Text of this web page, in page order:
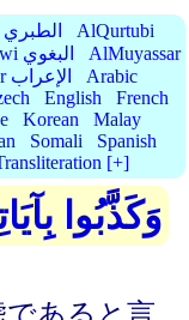
AtTabariy الطبري
AlQurtubi
AlBaghawi البغوي
AlMuyassar
Grammar الإعراب
Arabic
English
French
Korean
Malay
Somali
Spanish
[+]
وَكَذَّبُوا